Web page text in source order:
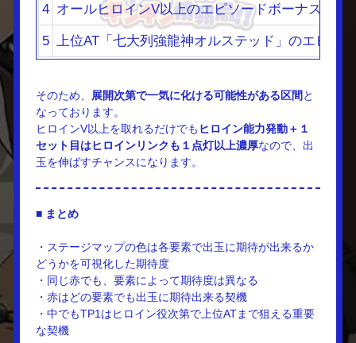
4 オールヒロインV以上のエピソードボーナス
5 上位AT「七大列強龍神オルステッド」のエピソ
そのため、 展開次第で一気に化ける可能性がある区間 と
なっております。
ヒロインV以上を取れるだけでも ヒロイン能力発動＋１
セット目はヒロインリンクも１点灯以上濃厚なので、出
玉を伸ばすチャンスになります。
■ まとめ
・ステージマップの色は各要素で出玉に期待が出来るか
どうかを可視化した期待度
・同じ赤でも、要素によって期待度は異なる
・赤はどの要素でも出玉に期待出来る契機
・中でもTP1はヒロイン役次第で上位ATまで狙える重要
な契機